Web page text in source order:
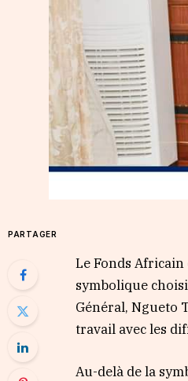
PARTAGER
Le Fonds Africain
symbolique
Général, Ngueto
travail avec les
Au-delà de la